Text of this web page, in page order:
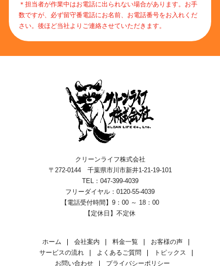
＊担当者が作業中はお電話に出られない場合があります。お手
数ですが、必ず留守番電話にお名前、お電話番号をお入れくだ
さい。後ほど当社よりご連絡させていただきます。
クリーンライフ株式会社
〒272-0144 千葉県市川市新井1-21-19-101
TEL：047-399-4039
フリーダイヤル：0120-55-4039
【電話受付時間】9：00 ～ 18：00
【定休日】不定休
ホーム 会社案内 料金一覧
お客様の声
サービスの流れ
よくあるご質問
トピックス
お問い合わせ
プライバシーポリシー